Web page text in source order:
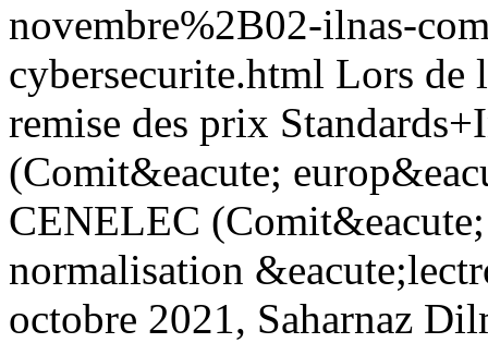
novembre%2B02-ilnas-
cybersecurite.html Lors de
remise des prix
(Comit&eacute;
CENELEC
normalisation
octobre 2021, Saharnaz